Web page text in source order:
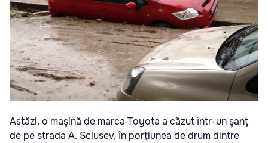
Astăzi, o maşină de marca Toyota a căzut într-un şanţ
de pe strada A. Sciusev, în porţiunea de drum dintre